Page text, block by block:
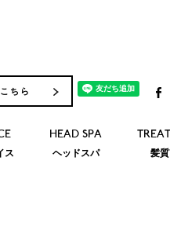
ちら
ス
HEAD SPA
ヘッドスパ
髪